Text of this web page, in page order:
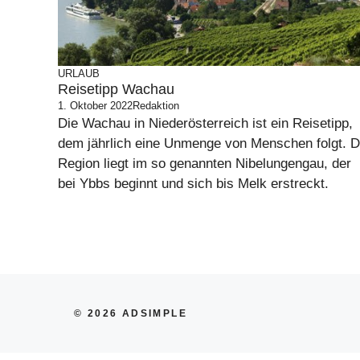
URLAUB
Reisetipp Wachau
1. Oktober 2022Redaktion
Die Wachau in Niederösterreich ist ein Reisetipp,
dem jährlich eine Unmenge von Menschen folgt.
Region liegt im so genannten Nibelungengau, der
bei Ybbs beginnt und sich bis Melk erstreckt.
© 2026 ADSIMPLE